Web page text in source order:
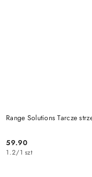
Range Solutions Tarcze
Cena:
59.90
1.2/1 szt